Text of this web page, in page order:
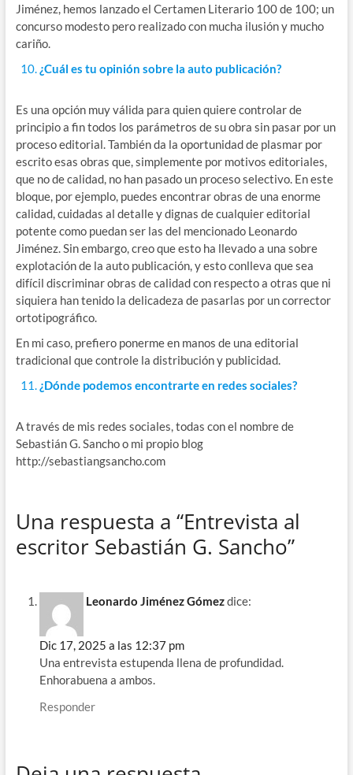
Jiménez, hemos lanzado el Certamen Literario 100 de 100; un
concurso modesto pero realizado con mucha ilusión y mucho
cariño.
¿Cuál es tu opinión sobre la auto publicación?
Es una opción muy válida para quien quiere controlar de
principio a fin todos los parámetros de su obra sin pasar por un
proceso editorial. También da la oportunidad de plasmar por
escrito esas obras que, simplemente por motivos editoriales,
que no de calidad, no han pasado un proceso selectivo. En este
bloque, por ejemplo, puedes encontrar obras de una enorme
calidad, cuidadas al detalle y dignas de cualquier editorial
potente como puedan ser las del mencionado Leonardo
Jiménez. Sin embargo, creo que esto ha llevado a una sobre
explotación de la auto publicación, y esto conlleva que sea
difícil discriminar obras de calidad con respecto a otras que ni
siquiera han tenido la delicadeza de pasarlas por un corrector
ortotipográfico.
En mi caso, prefiero ponerme en manos de una editorial
tradicional que controle la distribución y publicidad.
¿Dónde podemos encontrarte en redes sociales?
A través de mis redes sociales, todas con el nombre de
Sebastián G. Sancho o mi propio blog
http://sebastiangsancho.com
Una respuesta a “Entrevista al
escritor Sebastián G. Sancho”
Leonardo Jiménez Gómezdice:
Dic 17, 2025 a las 12:37 pm
Una entrevista estupenda llena de profundidad.
Enhorabuena a ambos.
Responder